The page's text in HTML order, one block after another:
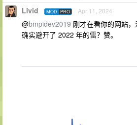
Livid MOD PRO Apr 11, 2024
@bmpidev2019 刚才在看你的网站
确实避开了 2022 年的雷？赞。